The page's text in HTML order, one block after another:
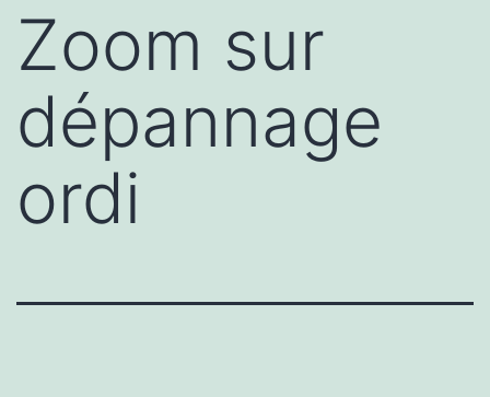
Zoom sur
dépannage
ordi